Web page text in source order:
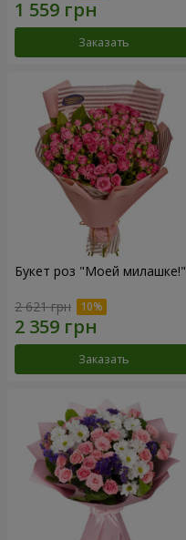
Заказать
Букет роз "Моей милашке!"
2 621 грн
Заказать